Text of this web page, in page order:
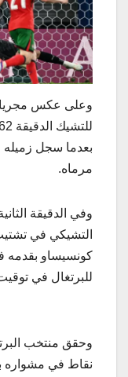
وعلى عكس
بعدما سجل زميله
مرماه.
وفي الدقيقة
التشيكي في
كونسيساو بقدمه
للبرتغال في
نقاط في مشواره